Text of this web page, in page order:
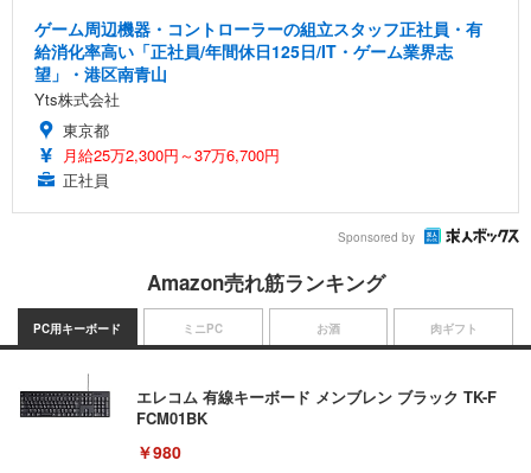
ゲーム周辺機器・コントローラーの組立スタッフ正社員・有
給消化率高い「正社員/年間休日125日/IT・ゲーム業界志
望」・港区南青山
Yts株式会社
東京都
月給25万2,300円～37万6,700円
正社員
Sponsored by
Amazon売れ筋ランキング
PC用キーボード
エレコム 有線キーボード メンブレン ブラック TK-F
FCM01BK
￥980
ミニPC お酒 肉ギフト